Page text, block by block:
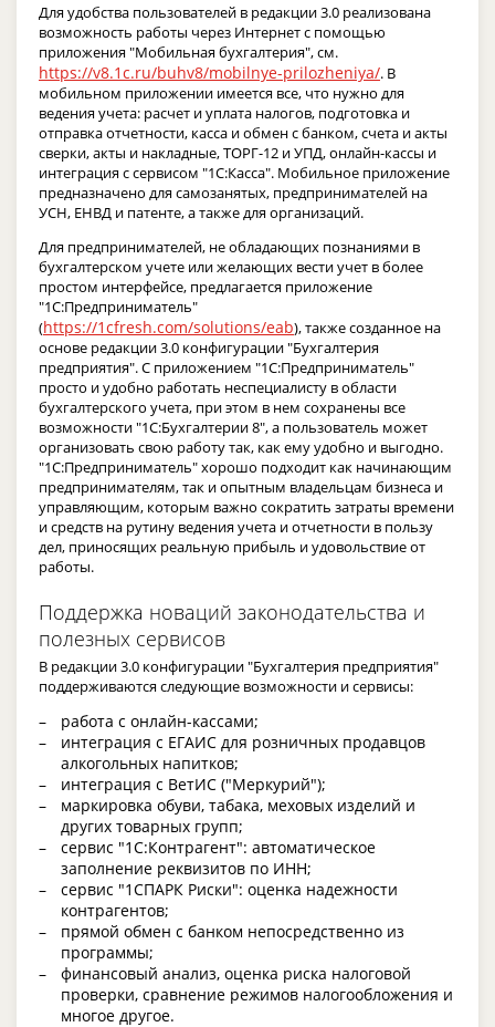
Для удобства пользователей в редакции 3.0 реализована
возможность работы через Интернет с помощью
приложения "Мобильная бухгалтерия", см.
https://v8.1c.ru/buhv8/mobilnye-prilozheniya/. В
мобильном приложении имеется все, что нужно для
ведения учета: расчет и уплата налогов, подготовка и
отправка отчетности, касса и обмен с банком, счета и акты
сверки, акты и накладные, ТОРГ-12 и УПД, онлайн-кассы и
интеграция с сервисом "1С:Касса". Мобильное приложение
предназначено для самозанятых, предпринимателей на
УСН, ЕНВД и патенте, а также для организаций.
Для предпринимателей, не обладающих познаниями в
бухгалтерском учете или желающих вести учет в более
простом интерфейсе, предлагается приложение
"1С:Предприниматель"
(https://1cfresh.com/solutions/eab), также созданное на
основе редакции 3.0 конфигурации "Бухгалтерия
предприятия". С приложением "1С:Предприниматель"
просто и удобно работать неспециалисту в области
бухгалтерского учета, при этом в нем сохранены все
возможности "1С:Бухгалтерии 8", а пользователь может
организовать свою работу так, как ему удобно и выгодно.
"1С:Предприниматель" хорошо подходит как начинающим
предпринимателям, так и опытным владельцам бизнеса и
управляющим, которым важно сократить затраты времени
и средств на рутину ведения учета и отчетности в пользу
дел, приносящих реальную прибыль и удовольствие от
работы.
Поддержка новаций законодательства и
полезных сервисов
В редакции 3.0 конфигурации "Бухгалтерия предприятия"
поддерживаются следующие возможности и сервисы:
работа с онлайн-кассами;
интеграция с ЕГАИС для розничных продавцов
алкогольных напитков;
интеграция с ВетИС ("Меркурий");
маркировка обуви, табака, меховых изделий и
других товарных групп;
сервис "1С:Контрагент": автоматическое
заполнение реквизитов по ИНН;
сервис "1СПАРК Риски": оценка надежности
контрагентов;
прямой обмен с банком непосредственно из
программы;
финансовый анализ, оценка риска налоговой
проверки, сравнение режимов налогообложения и
многое другое.